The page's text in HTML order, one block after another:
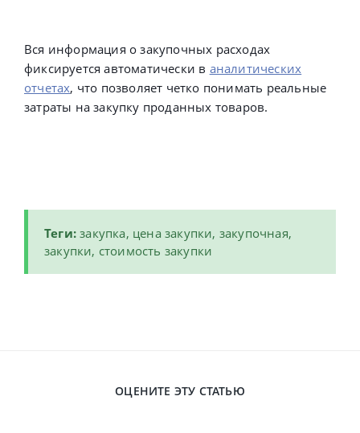
Вся информация о закупочных расходах
фиксируется автоматически в аналитических
отчетах, что позволяет четко понимать реальные
затраты на закупку проданных товаров.
Теги:закупка, цена закупки, закупочная,
закупки, стоимость закупки
ОЦЕНИТЕ ЭТУ СТАТЬЮ